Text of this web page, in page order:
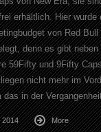
erhältlich. Hier wurde
von Red
denn es gibt
59Fifty und 9Fifty
nicht mehr im
das in der
2014 More